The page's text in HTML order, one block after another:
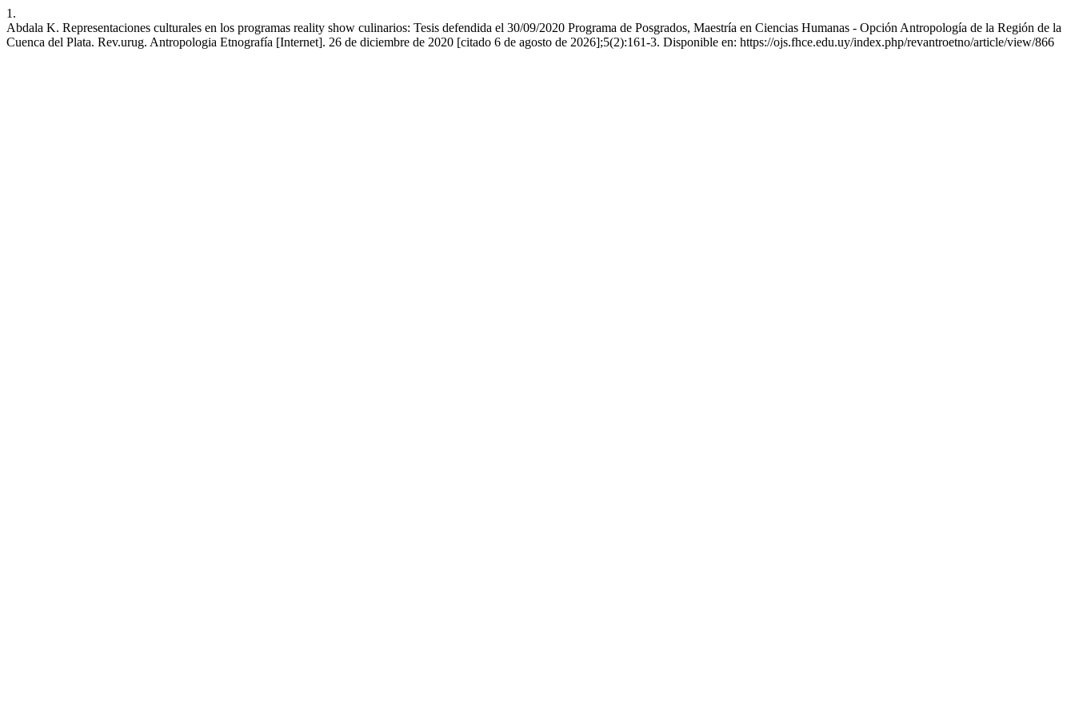
1.
Abdala K. Representaciones culturales en los programas reality show culinarios: Tesis defendida el 30/09/2020 Programa de Posgrados, Maestría en Ciencias Humanas - Opción Antropología de la Región de la
Cuenca del Plata. Rev.urug. Antropologia Etnografía [Internet]. 26 de diciembre de 2020 [citado 6 de agosto de 2026];5(2):161-3. Disponible en: https://ojs.fhce.edu.uy/index.php/revantroetno/article/view/866